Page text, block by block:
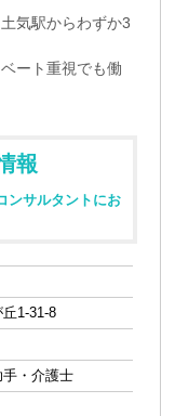
気駅からわずか3
ート重視でも働
報
ンサルタントにお
1-31-8
・介護士